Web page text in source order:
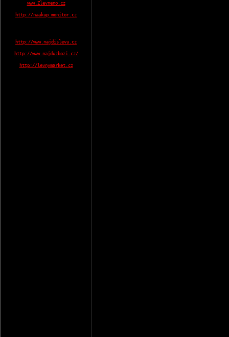
www.Zlevneno.cz
http://naakup.monitor.cz
http://www.najdislevu.cz
http://www.najduzbozi.cz/
http://levnymarket.cz